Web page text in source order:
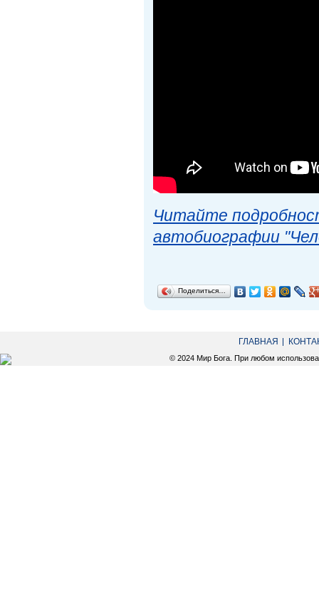
Читайте
автобиографии
Поделиться…
ГЛАВНАЯ
© 2024 Мир Бога. При любом